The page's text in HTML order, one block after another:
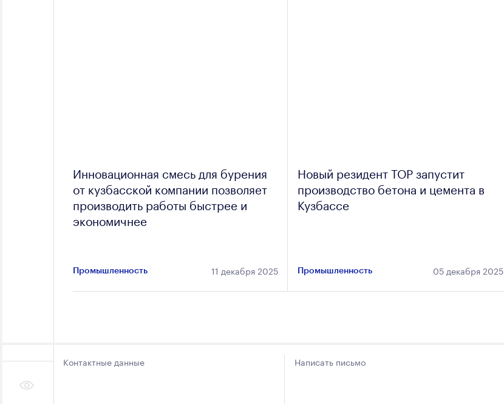
Инновационная смесь для бурения
от кузбасской компании позволяет
производить работы быстрее и
экономичнее
Промышленность 11 декабря 2025
Новый резидент ТОР запустит
производство бетона и цемента в
Кузбассе
Промышленность 05 декабря 2025
Контактные данные Написать письмо